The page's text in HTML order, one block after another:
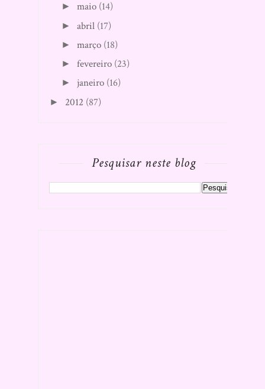
►maio (14)
►abril (17)
►março (18)
►fevereiro (23)
► janeiro (16)
► 2012 (87)
Pesquisar neste blog